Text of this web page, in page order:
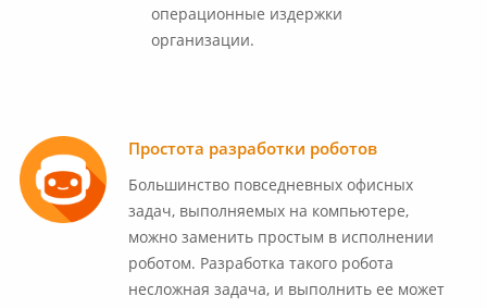
операционные издержки
организации.
Простота разработки роботов
Большинство повседневных офисных
задач, выполняемых на компьютере,
можно заменить простым в исполнении
роботом. Разработка такого робота
несложная задача, и выполнить ее может